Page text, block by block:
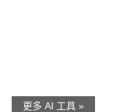
更多 AI 工具 »